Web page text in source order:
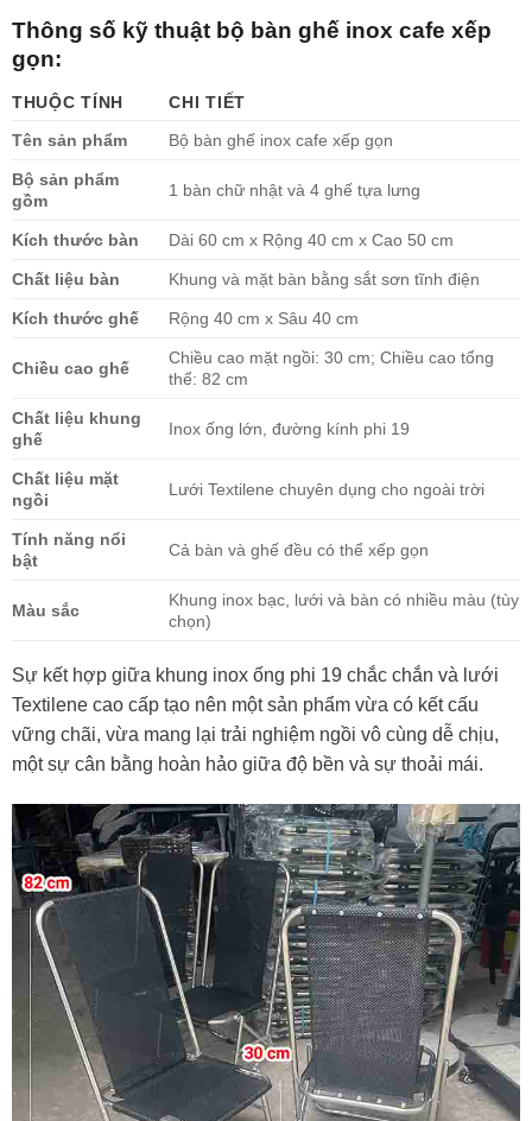
Thông số kỹ thuật bộ bàn ghế inox cafe xếp
gọn:
THUỘC TÍNH
CHI TIẾT
Tên sản phẩm
Bộ bàn ghế inox cafe xếp gọn
Bộ sản phẩm
gồm
1 bàn chữ nhật và 4 ghế tựa lưng
Kích thước bàn Dài 60 cm x Rộng 40 cm x Cao 50 cm
Chất liệu bàn Khung và mặt bàn bằng sắt sơn tĩnh điện
Kích thước ghế Rộng 40 cm x Sâu 40 cm
Chiều cao ghế
Chiều cao mặt ngồi: 30 cm; Chiều cao tổng
thể: 82 cm
Chất liệu khung
ghế
Inox ống lớn, đường kính phi 19
Chất liệu mặt
ngồi
Lưới Textilene chuyên dụng cho ngoài trời
Tính năng nổi
bật
Cả bàn và ghế đều có thể xếp gọn
Màu sắc
Khung inox bạc, lưới và bàn có nhiều màu (tùy
chọn)
Sự kết hợp giữa khung inox ống phi 19 chắc chắn và lưới
Textilene cao cấp tạo nên một sản phẩm vừa có kết cấu
vững chãi, vừa mang lại trải nghiệm ngồi vô cùng dễ chịu,
một sự cân bằng hoàn hảo giữa độ bền và sự thoải mái.